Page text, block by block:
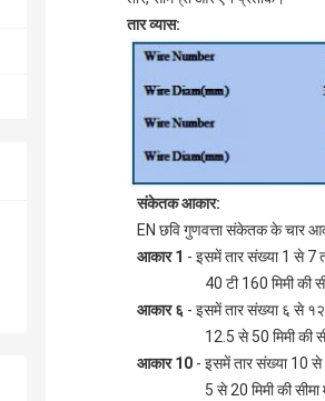
तार व्यास:
संकेतक आकार:
EN छवि गुणवत्ता संकेतक के चार
आकार 1 - इसमें तार संख्या 1 से 7
40 टी 160 मिमी की
आकार ६ - इसमें तार संख्या ६ से १२
12.5 से 50 मिमी की
आकार 10 - इसमें तार संख्या 10 से
5 से 20 मिमी की सीमा